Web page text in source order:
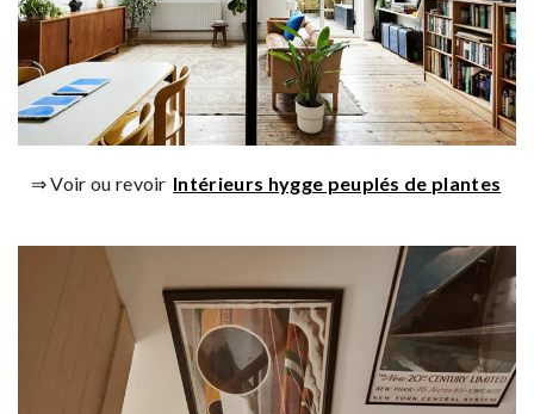
⇒ Voir ou revoir Intérieurs hygge peuplés de plantes